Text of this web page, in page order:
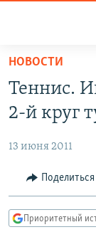
доступа
Вернуться
основному
Вернутся
главной
АВТОРСКИЕ
ЦИТАТЫ
МНЕНИЯ
НОВОСТИ
Теннис.
2-й круг
13 июня 2011
Поделиться
Приоритетный